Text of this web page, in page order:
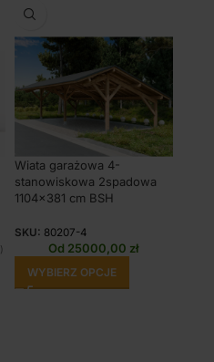
Wiata garażowa 4-
stanowiskowa 2spadowa
1104×381 cm BSH
SKU: 80207-4
Od 25000,00 zł
WYBIERZ OPCJE